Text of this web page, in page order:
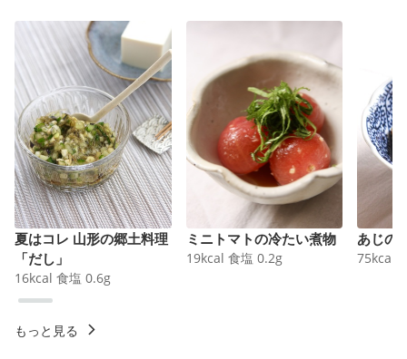
夏はコレ 山形の郷土料理
「だし」
16kcal 食塩 0.6g
ミニトマトの冷たい煮物
19kcal 食塩 0.2g
あじの
75kcal
もっと見る